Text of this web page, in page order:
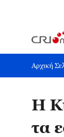
Αρχική
Η
τα